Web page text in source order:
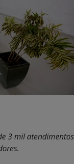
3 mil atendimentos